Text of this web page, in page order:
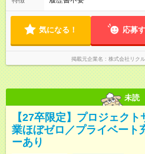
気になる！ 応募
掲載元企業名 株式会社リク
未読
【27卒限定】プロジェク
業ほぼゼロ／プライベート
ーあり